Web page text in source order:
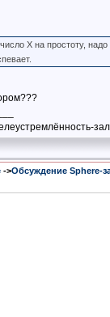
X на простоту,
->Обсуждение Sphere-